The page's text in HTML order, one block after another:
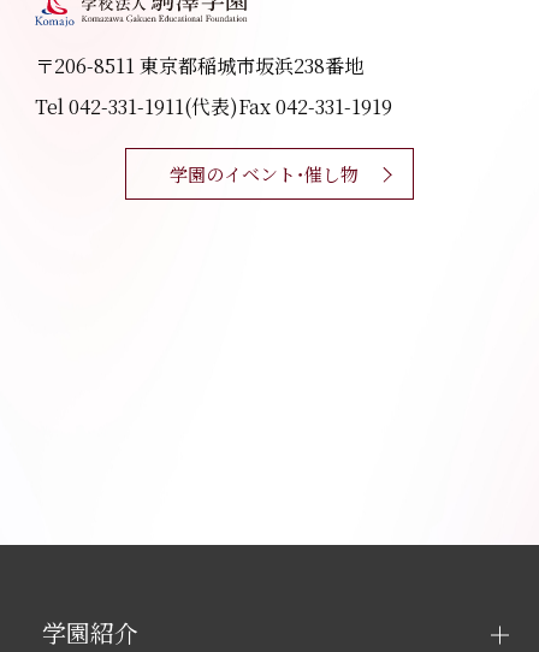
〒206-8511 東京都稲城市坂浜238番地
Tel 042-331-1911(代表)Fax 042-331-1919
学園のイベント・催し物
学園紹介